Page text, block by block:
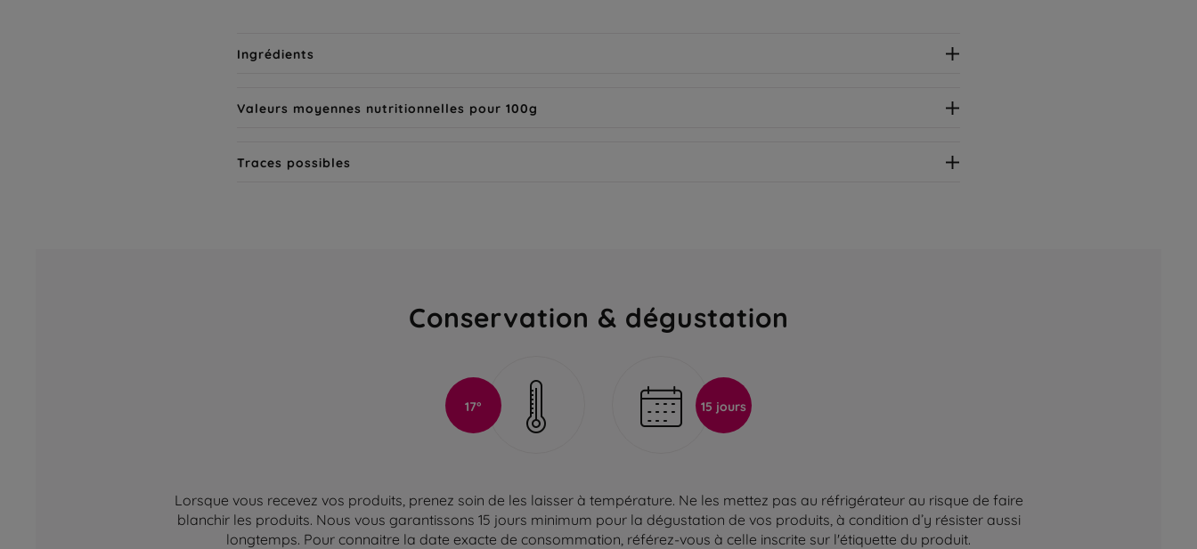
Ingrédients
Valeurs moyennes nutritionnelles pour 100g
Traces possibles
Conservation & dégustation
17° 15 jours
Lorsque vous recevez vos produits, prenez soin de les laisser à température. Ne les mettez pas au réfrigérateur au risque de faire
blanchir les produits. Nous vous garantissons 15 jours minimum pour la dégustation de vos produits, à condition d’y résister aussi
longtemps. Pour connaitre la date exacte de consommation, référez-vous à celle inscrite sur l'étiquette du produit.